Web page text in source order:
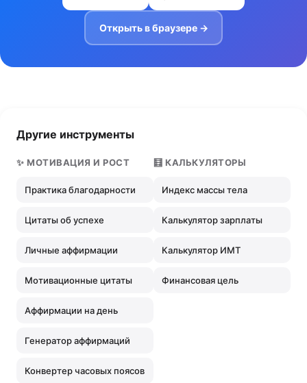
Открыть в браузере →
Другие инструменты
✨ МОТИВАЦИЯ И РОСТ
Практика благодарности
Цитаты об успехе
Личные аффирмации
Мотивационные цитаты
Аффирмации на день
Генератор аффирмаций
Конвертер часовых поясов
🧮 КАЛЬКУЛЯТОРЫ
Индекс массы тела
Калькулятор зарплаты
Калькулятор ИМТ
Финансовая цель